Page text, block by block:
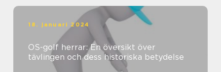
18. januari 2024
OS-golf herrar: En översikt över
tävlingen och dess historiska betydelse